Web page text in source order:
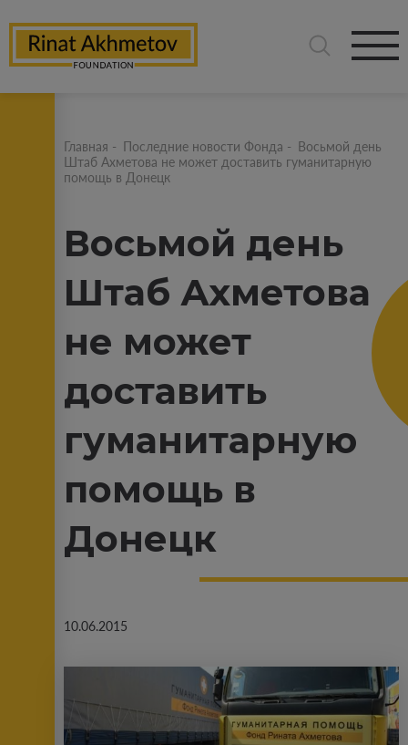
Главная - Последние новости Фонда - Восьмой день
Штаб Ахметова не может доставить гуманитарную
помощь в Донецк
Восьмой день
Штаб Ахметова
не может
доставить
гуманитарную
помощь в
Донецк
10.06.2015